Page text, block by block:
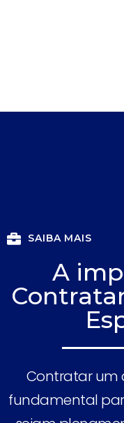
SAIBA MAIS
A
Contratar um
fundamental